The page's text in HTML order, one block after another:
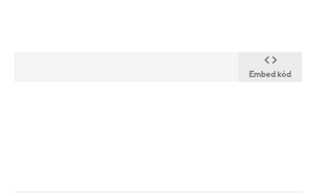
Embed kód